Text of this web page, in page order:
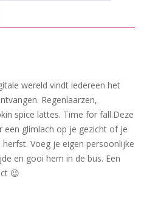
wereld vindt iedereen het
Regenlaarzen,
spice lattes. Time for fall.Deze
glimlach op je gezicht of je
Voeg je eigen persoonlijke
en gooi hem in de bus. Een
😉